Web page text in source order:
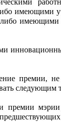
имеющими
премии,
следующим
премии